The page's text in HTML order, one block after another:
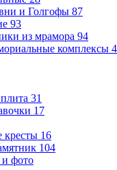
и Голгофы 87
93
из мрамора 94
комплексы
31
17
кресты 16
104
и фото